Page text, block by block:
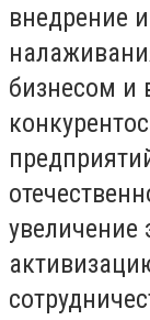
внедрение
бизнесом и
увеличение